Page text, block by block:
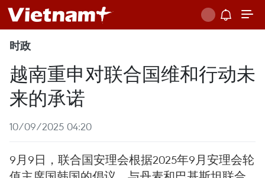
时政
越南重申对联合国维和行动未
来的承诺
10/09/2025 04:20
9月9日，联合国安理会根据2025年9月安理会轮